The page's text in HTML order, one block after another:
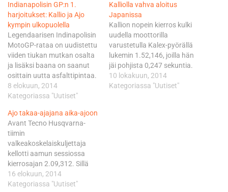
Indianapolisin GP:n 1.
harjoitukset: Kallio ja Ajo
kympin ulkopuolella
Legendaarisen Indinapolisin
MotoGP-rataa on uudistettu
viiden tiukan mutkan osalta
ja lisäksi baana on saanut
osittain uutta asfalttipintaa.
Uudistukset osoittautuivat
heti kättelyssä onnistuneiksi
lyhyemmällä radalla, jolla on
nykyisellään mittaa 4170
metriä. Rossi latasi
Yamahallaan
harjoituskärkeen ajalla
1.34,535, jolla mentiin peräti
4,5 sekuntia alle aiemman
radan ennätysajan. - Täällä…
8 elokuun, 2014
Kategoriassa "Uutiset"
Kalliolla vahva aloitus
Japanissa
Kallion nopein kierros kulki
uudella moottorilla
varustetulla Kalex-pyörällä
lukemin 1.52,146, joilla hän
jäi pohjista 0,247 sekuntia.
Kärkeen karauttivat
täsmälleen samalla ajalla
10 lokakuun, 2014
Kategoriassa "Uutiset"
Ajo takaa-ajajana aika-ajoon
Avant Tecno Husqvarna-
tiimin
valkeakoskelaiskuljettaja
kellotti aamun sessiossa
kierrosajan 2.09,312. Sillä
lähti 95 tuhannesosaa
perjantain parhaasta. Ajo on
16 elokuun, 2014
Kategoriassa "Uutiset"